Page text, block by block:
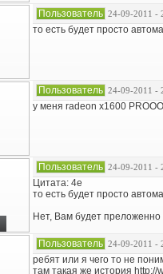
Пользователь 24-09-2011 -
то есть будет просто
Пользователь 24-09-2011 -
у меня radeon x1600
Пользователь 24-09-2011 -
Цитата: 4e
то есть будет просто
Нет, Вам будет преложенно
Пользователь 24-09-2011 -
ребят или я чего то не
там такая же история